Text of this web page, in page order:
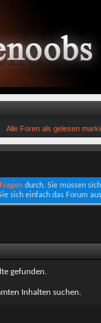
Alle Foren als gelesen
durch. Sie müssen
sich einfach das Forum
gefunden.
Inhalten suchen.